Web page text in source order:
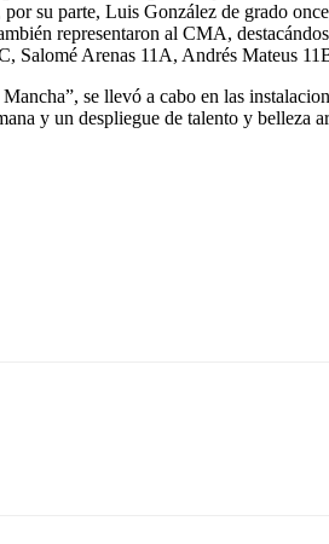
su parte, Luis González de grado
representaron al CMA,
Salomé Arenas 11A, Andrés Mateus
se llevó a cabo en las
y un despliegue de talento y belleza